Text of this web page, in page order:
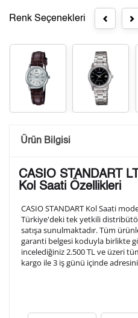
Renk Seçenekleri
Saatini
arka kapağına gravür
olduğunuz şekilde
1. Satır
2. Satır
Ürün Bilgisi
CASIO STANDART
Kol Saati Özellikleri
CASIO STANDART Kol Saati
Türkiye'deki tek yetkili
satışa sunulmaktadır. Tüm
garanti belgesi koduyla birlikte
incelediğiniz 2.500 TL ve üzeri
kargo ile 3 iş günü içinde